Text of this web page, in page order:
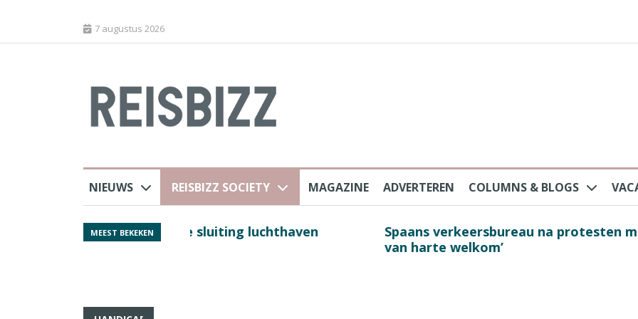
7 augustus 2026
NIEUWS REISBIZZ SOCIETY MAGAZINE ADVERTEREN COLUMNS & BLOGS
MEEST BEKEKEN
luchthaven
Spaans verkeersbureau na protesten massatoerisme: ‘Nederlandse